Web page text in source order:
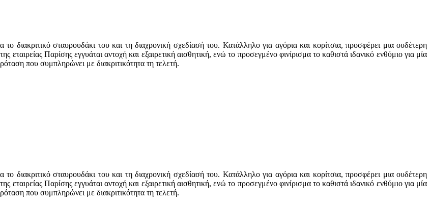
διακριτικό σταυρουδάκι του και τη διαχρονική σχεδίασή του. Κατάλληλο για αγόρια και κορίτσια, προσφέρει μια ουδέτερη
εταιρείας Παρίσης εγγυάται αντοχή και εξαιρετική αισθητική, ενώ το προσεγμένο φινίρισμα το καθιστά ιδανικό ενθύμιο για μία
που συμπληρώνει με διακριτικότητα τη τελετή.
διακριτικό σταυρουδάκι του και τη διαχρονική σχεδίασή του. Κατάλληλο για αγόρια και κορίτσια, προσφέρει μια ουδέτερη
εταιρείας Παρίσης εγγυάται αντοχή και εξαιρετική αισθητική, ενώ το προσεγμένο φινίρισμα το καθιστά ιδανικό ενθύμιο για μία
που συμπληρώνει με διακριτικότητα τη τελετή.